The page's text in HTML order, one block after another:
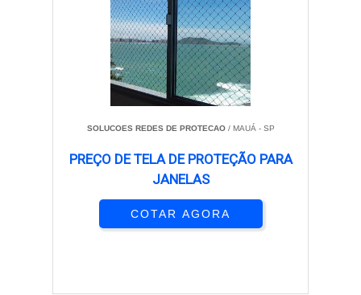
SOLUCOES REDES DE PROTECAO/ MAUÁ - SP
PREÇO DE TELA DE PROTEÇÃO PARA
JANELAS
COTAR AGORA